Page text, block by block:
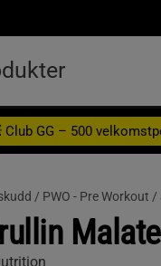
Club GG – 500
/ PWO - Pre Workout /